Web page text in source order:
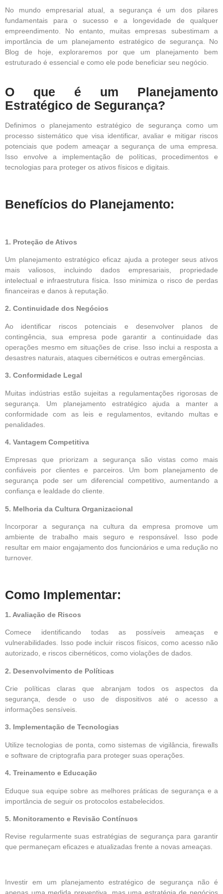
No mundo empresarial atual, a segurança é um dos pilares
fundamentais para o sucesso e a longevidade de qualquer
empreendimento. No entanto, muitas empresas subestimam a
importância de um planejamento estratégico de segurança. No
Blog de hoje, exploraremos por que um planejamento bem
estruturado é essencial e como ele pode beneficiar seu negócio.
O que é um Planejamento
Estratégico de Segurança?
Definimos o planejamento estratégico de segurança como um
processo sistemático que visa identificar, avaliar e mitigar riscos
potenciais que podem ameaçar a segurança de uma empresa.
Isso envolve a implementação de políticas, procedimentos e
tecnologias para proteger os ativos físicos e digitais.
Benefícios do Planejamento:
1. Proteção de Ativos
Um planejamento estratégico eficaz ajuda a proteger seus ativos
mais valiosos, incluindo dados empresariais, propriedade
intelectual e infraestrutura física. Isso minimiza o risco de perdas
financeiras e danos à reputação.
2. Continuidade dos Negócios
Ao identificar riscos potenciais e desenvolver planos de
contingência, sua empresa pode garantir a continuidade das
operações mesmo em situações de crise. Isso inclui a resposta a
desastres naturais, ataques cibernéticos e outras emergências.
3. Conformidade Legal
Muitas indústrias estão sujeitas a regulamentações rigorosas de
segurança. Um planejamento estratégico ajuda a manter a
conformidade com as leis e regulamentos, evitando multas e
penalidades.
4. Vantagem Competitiva
Empresas que priorizam a segurança são vistas como mais
confiáveis por clientes e parceiros. Um bom planejamento de
segurança pode ser um diferencial competitivo, aumentando a
confiança e lealdade do cliente.
5. Melhoria da Cultura Organizacional
Incorporar a segurança na cultura da empresa promove um
ambiente de trabalho mais seguro e responsável. Isso pode
resultar em maior engajamento dos funcionários e uma redução no
turnover.
Como Implementar:
1. Avaliação de Riscos
Comece identificando todas as possíveis ameaças e
vulnerabilidades. Isso pode incluir riscos físicos, como acesso não
autorizado, e riscos cibernéticos, como violações de dados.
2. Desenvolvimento de Políticas
Crie políticas claras que abranjam todos os aspectos da
segurança, desde o uso de dispositivos até o acesso a
informações sensíveis.
3. Implementação de Tecnologias
Utilize tecnologias de ponta, como sistemas de vigilância, firewalls
e software de criptografia para proteger suas operações.
4. Treinamento e Educação
Eduque sua equipe sobre as melhores práticas de segurança e a
importância de seguir os protocolos estabelecidos.
5. Monitoramento e Revisão Contínuos
Revise regularmente suas estratégias de segurança para garantir
que permaneçam eficazes e atualizadas frente a novas ameaças.
Investir em um planejamento estratégico de segurança não é